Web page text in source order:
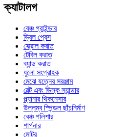
ক্যাটালগ
বেঞ্চ গ্রাইন্ডার
ড্রিল প্রেস
স্ক্রোল করাত
টেবিল করাত
ব্যান্ড করাত
ধুলো সংগ্রাহক
মেঝে যত্নের সরঞ্জাম
বেল্ট এবং ডিস্ক স্যান্ডার
প্ল্যানার থিকনেসার
উল্লম্ব স্পিন্ডল ছাঁচনির্মাণ
বেঞ্চ পলিশার
শার্পনার
মোটর